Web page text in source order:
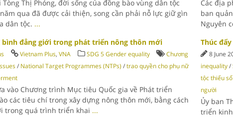
Thị Phóng, đời sống của đồng bào vùng dân tộc
qua đã được cải thiện, song cần phải nỗ lực giữ gìn
dân tộc. ...
Các địa
ban
Nguyên
đẳng giới trong phát triển nông thôn mới
Vietnam Plus, VNA SDG 5 Gender equality
Chương
/ National Target Programmes (NTPs) /trao quyền cho phụ nữ
vào Chương trình Mục tiêu Quốc gia về Phát triển
các tiêu chí trong xây dựng nông thôn mới, bằng cách
trong quá trình triển khai ...
Thúc
8 June
inequality/
tộc thiểu số
người
Ủy ban
triển